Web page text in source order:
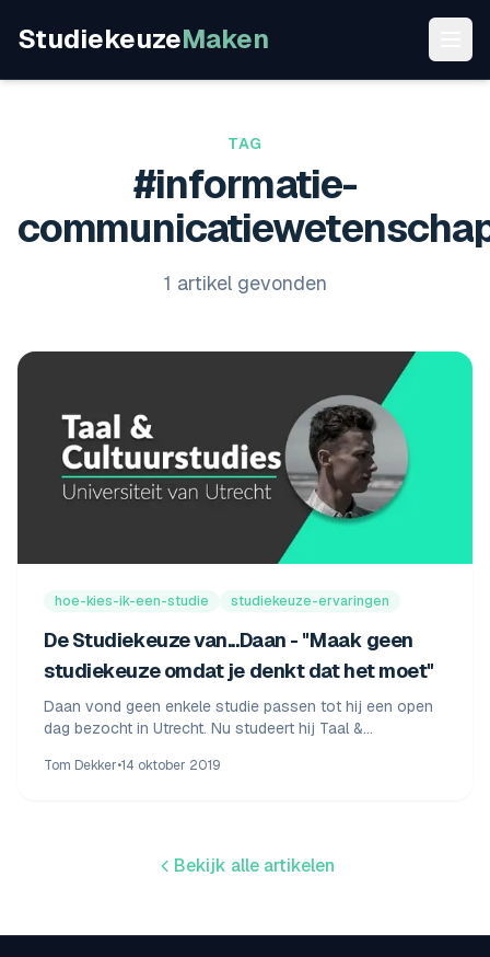
StudiekeuzeMaken
TAG
#informatie-
1 artikel gevonden
hoe-kies-ik-een-studie studiekeuze-ervaringen
De Studiekeuze van...Daan - "Maak geen
studiekeuze omdat je denkt dat het moet"
Daan vond geen enkele studie passen tot hij een open
dag bezocht in Utrecht. Nu studeert hij Taal &
Tom Dekker•14 oktober 2019
Bekijk alle artikelen